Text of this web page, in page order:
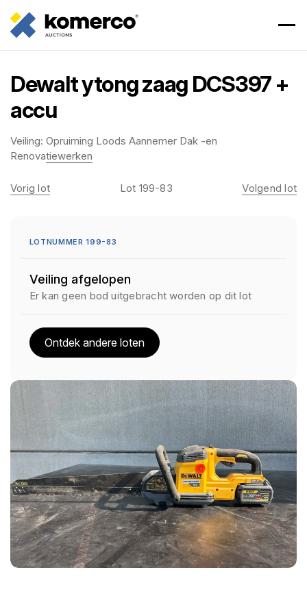
Dewalt ytong zaag DCS397 +
accu
Veiling: Opruiming Loods Aannemer Dak -en
Renovatiewerken
Vorig lot Lot 199-83 Volgend lot
LOTNUMMER 199-83
Veiling afgelopen
Er kan geen bod uitgebracht worden op dit lot
Ontdek andere loten